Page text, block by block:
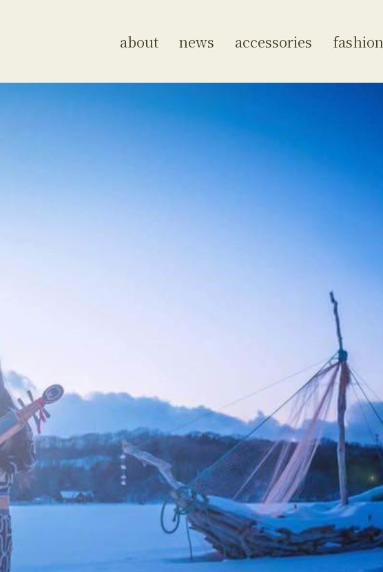
about news accessories fashion